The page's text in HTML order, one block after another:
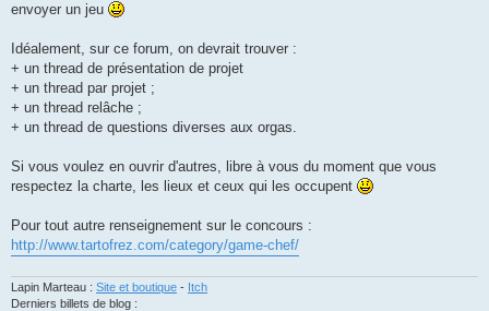
envoyer un jeu
Idéalement, sur ce forum, on devrait trouver :
+ un thread de présentation de projet
+ un thread par projet ;
+ un thread relâche ;
+ un thread de questions diverses aux orgas.
Si vous voulez en ouvrir d'autres, libre à vous du moment que vous
respectez la charte, les lieux et ceux qui les occupent
Pour tout autre renseignement sur le concours :
http://www.tartofrez.com/category/game-chef/
Lapin Marteau : Site et boutique - Itch
Derniers billets de blog :